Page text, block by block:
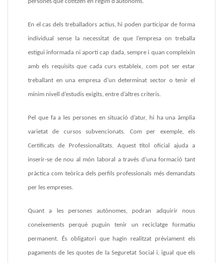
En el cas dels treballadors actius, hi poden participar de forma
individual sense la necessitat de que l’empresa on treballa
estigui informada ni aporti cap dada, sempre i quan compleixin
amb els requisits que cada curs estableix, com pot ser estar
treballant en una empresa d’un determinat sector o tenir el
mínim nivell d’estudis exigits, entre d’altres criteris.
Pel que fa a les persones en situació d’atur, hi ha una àmplia
varietat de cursos subvencionats. Com per exemple, els
Certificats de Professionalitats. Aquest títol oficial ajuda a
inserir-se de nou al món laboral a través d’una formació tant
pràctica com teòrica dels perfils professionals més demandats
per les empreses.
Quant a les persones autònomes, podran adquirir nous
coneixements perquè puguin tenir un reciclatge formatiu
permanent. És obligatori que hagin realitzat prèviament els
pagaments de les quotes de la Seguretat Social i, igual que els